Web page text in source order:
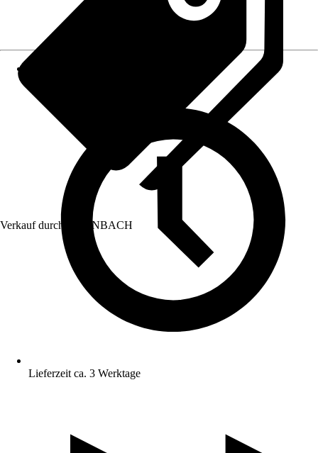
Verkauf durch: HORNBACH
Lieferzeit ca. 3 Werktage